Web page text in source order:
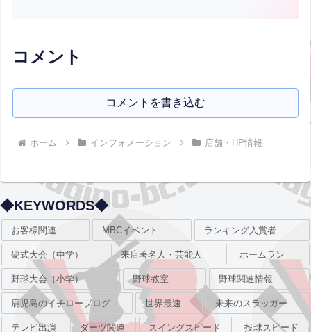
コメント
コメントを書き込む
ホーム インフォメーション 店舗・HP情報
◆KEYWORDS◆
お客様関連 MBCイベント ランキング入賞者
硬式大会（中学） 来店著名人・芸能人 ホームラン
野球大会（小学） 野球教室 野球関連情報
鹿児島のイチローブログ 世界最速 未来のスラッガー
テレビ出演 ダーツ関連 スイングスピード 投球スピード